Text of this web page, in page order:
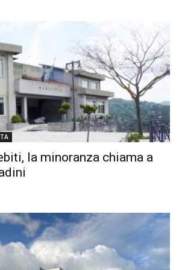
la minoranza chiama a